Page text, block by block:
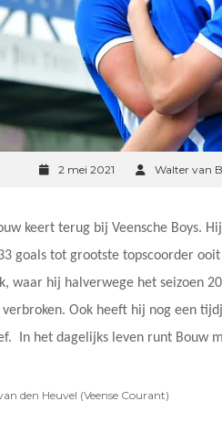
2 mei 2021 Walter van
keert terug bij Veensche Boys.
goals tot grootste topscoorder
waar hij halverwege het seizoen
Ook heeft hij nog een
In het dagelijks leven runt Bouw
den Heuvel (Veense Courant)